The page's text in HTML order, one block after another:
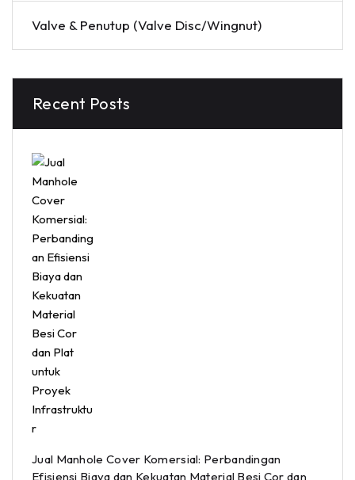
Valve & Penutup (Valve Disc/Wingnut)
Recent Posts
Jual Manhole Cover Komersial: Perbandingan
Efisiensi Biaya dan Kekuatan Material Besi Cor dan